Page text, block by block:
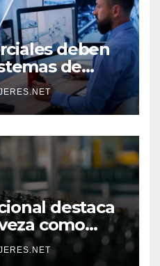
deben
de
el
visitantes por
Mes
destaca
como